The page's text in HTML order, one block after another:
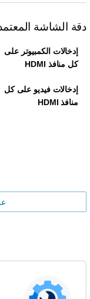
دقة الشاشة
إدخالات الكمبيوتر على
كل منافذ HDMI
إدخالات فيديو على كل
منافذ HDMI